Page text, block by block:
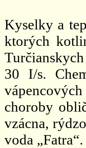
Kyselky a
ktorých
30 I/s.
choroby
vzácna,
voda „Fatra“.